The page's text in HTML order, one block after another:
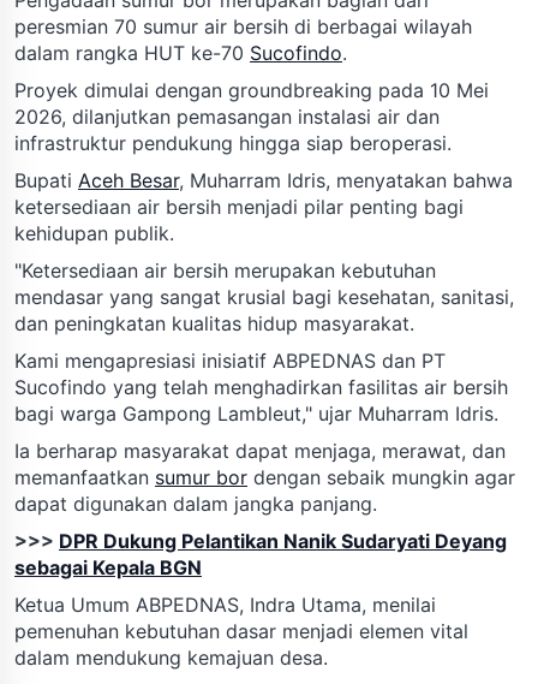
peresmian 70 sumur air bersih di berbagai wilayah
dalam rangka HUT ke-70 Sucofindo.
Proyek dimulai dengan groundbreaking pada 10 Mei
2026, dilanjutkan pemasangan instalasi air dan
infrastruktur pendukung hingga siap beroperasi.
Bupati Aceh Besar, Muharram Idris, menyatakan bahwa
ketersediaan air bersih menjadi pilar penting bagi
kehidupan publik.
"Ketersediaan air bersih merupakan kebutuhan
mendasar yang sangat krusial bagi kesehatan, sanitasi,
dan peningkatan kualitas hidup masyarakat.
Kami mengapresiasi inisiatif ABPEDNAS dan PT
Sucofindo yang telah menghadirkan fasilitas air bersih
bagi warga Gampong Lambleut," ujar Muharram Idris.
Ia berharap masyarakat dapat menjaga, merawat, dan
memanfaatkan sumur bor dengan sebaik mungkin agar
dapat digunakan dalam jangka panjang.
>>> DPR Dukung Pelantikan Nanik Sudaryati Deyang
sebagai Kepala BGN
Ketua Umum ABPEDNAS, Indra Utama, menilai
pemenuhan kebutuhan dasar menjadi elemen vital
dalam mendukung kemajuan desa.